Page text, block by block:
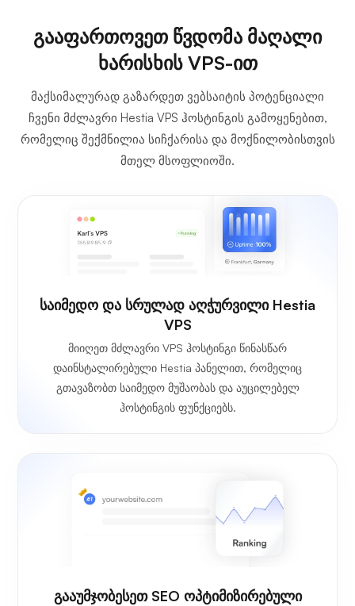
გააფართოვეთ წვდომა მაღალი
ხარისხის VPS-ით
მაქსიმალურად გაზარდეთ ვებსაიტის პოტენციალი
ჩვენი მძლავრი Hestia VPS ჰოსტინგის გამოყენებით,
რომელიც შექმნილია სიჩქარისა და მოქნილობისთვის
მთელ მსოფლიოში.
საიმედო და სრულად აღჭურვილი Hestia
VPS
მიიღეთ მძლავრი VPS ჰოსტინგი წინასწარ
დაინსტალირებული Hestia პანელით, რომელიც
გთავაზობთ საიმედო მუშაობას და აუცილებელ
ჰოსტინგის ფუნქციებს.
გააუმჯობესეთ SEO ოპტიმიზირებული